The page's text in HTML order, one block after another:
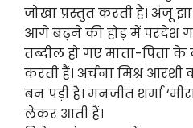
जोखा प्रस्तुत करती हैं। अंजू
आगे बढ़ने की होड़ में परदेश
तब्दील हो गए माता-पिता के
करती हैं। अर्चना मिश्र आरशी
बन पड़ी है। मनजीत शर्मा
लेकर आती हैं।